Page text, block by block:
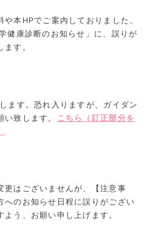
本HPでご案内しておりました、
健康診断のお知らせ」に、誤りが
す。
ます。恐れ入りますが、ガイダン
致します。 こちら（訂正部分を
更はございませんが、【注意事
へのお知らせ日程に誤りがござい
う、お願い申し上げます。